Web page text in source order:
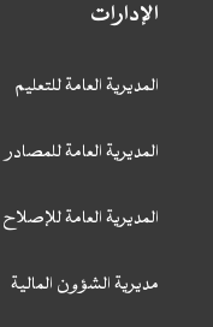
الإدارات
المديرية العامة للتعليم
المديرية العامة للمصادر
المديرية العامة
مديرية الشؤون المالية